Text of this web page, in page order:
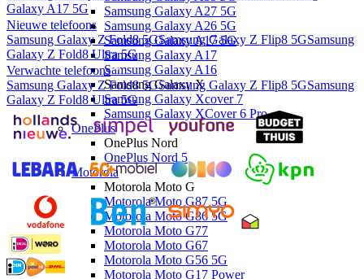
Samsung Galaxy A27 5G
Samsung Galaxy A26 5G
Samsung Galaxy A17 5G
Samsung Galaxy A17
Samsung Galaxy A16
Samsung Galaxy X
Samsung Galaxy Xcover 7
Samsung Galaxy XCover 6 Pro
OnePlus
OnePlus Nord
OnePlus Nord 5
Motorola
Motorola Moto G
Motorola Moto G87 5G
Motorola Moto G86 5G
Motorola Moto G77
Motorola Moto G67
Motorola Moto G56 5G
Motorola Moto G17 Power
Galaxy A17 5G
Nieuwe telefoons
Samsung Galaxy Z Fold8 5GSamsung Galaxy Z Flip8 5GSamsung
Galaxy Z Fold8 Ultra 5G
Verwachte telefoons
Samsung Galaxy Z Fold8 5GSamsung Galaxy Z Flip8 5GSamsung
Galaxy Z Fold8 Ultra 5G